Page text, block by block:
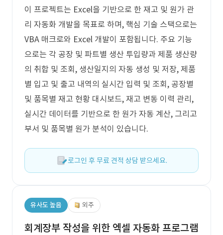
이 프로젝트는 Excel을 기반으로 한 재고 및 원가 관
리 자동화 개발을 목표로 하며, 핵심 기술 스택으로는
VBA 매크로와 Excel 개발이 포함됩니다. 주요 기능
으로는 각 공장 및 파트별 생산 투입량과 제품 생산량
의 취합 및 조회, 생산일지의 자동 생성 및 저장, 제품
별 입고 및 출고 내역의 실시간 입력 및 조회, 공장별
및 품목별 재고 현황 대시보드, 재고 변동 이력 관리,
실시간 데이터를 기반으로 한 원가 자동 계산, 그리고
부서 및 품목별 원가 분석이 있습니다.
로그인 후 무료 견적 상담 받으세요.
유사도 높음 외주
회계장부 작성을 위한 엑셀 자동화 프로그램